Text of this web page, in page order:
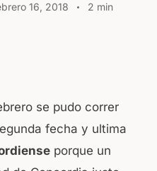
16, 2018
2 min
se pudo correr
fecha y ultima
porque un